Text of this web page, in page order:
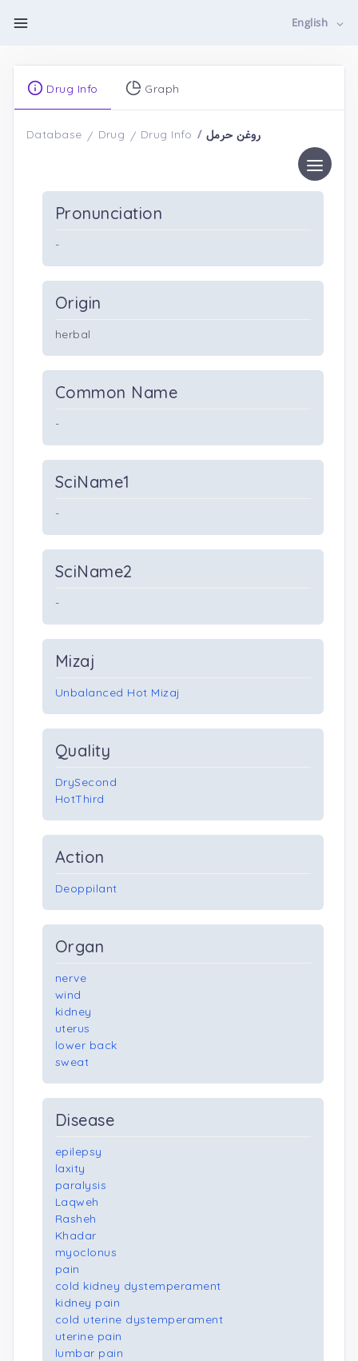
English
Drug Info Graph
Database Drug Drug Info روغن حرمل
Pronunciation
-
Origin
herbal
Common Name
-
SciName1
-
SciName2
-
Mizaj
Unbalanced Hot Mizaj
Quality
DrySecond
HotThird
Action
Deoppilant
Organ
nerve
wind
kidney
uterus
lower back
sweat
Disease
epilepsy
laxity
paralysis
Laqweh
Rasheh
Khadar
myoclonus
pain
cold kidney dystemperament
kidney pain
cold uterine dystemperament
uterine pain
lumbar pain